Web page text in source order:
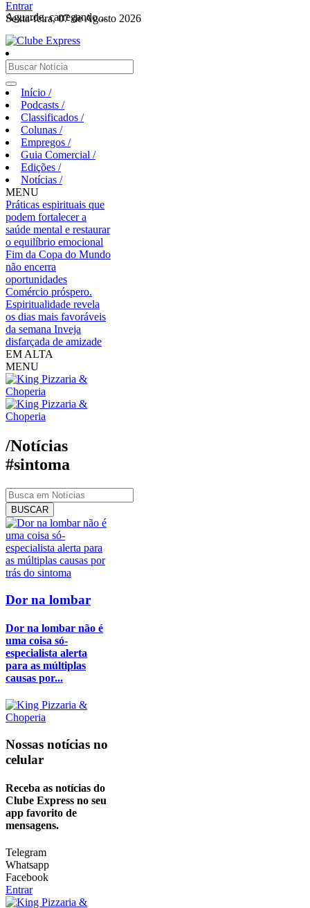
Aguarde, carregando...
Entrar
Sexta-feira, 07 de Agosto 2026
Início /
Podcasts /
Classificados /
Colunas /
Empregos /
Guia Comercial /
Edições /
Notícias /
MENU
Práticas espirituais que
podem fortalecer a
saúde mental e restaurar
o equilíbrio emocional
Fim da Copa do Mundo
não encerra
oportunidades
Comércio próspero.
Espiritualidade revela
os dias mais favoráveis
da semana Inveja
disfarçada de amizade
EM ALTA
MENU
/Notícias
#sintoma
BUSCAR
Dor na lombar
Dor na lombar não é
uma coisa só-
especialista alerta
para as múltiplas
causas por...
Nossas notícias no
celular
Receba as notícias do
Clube Express no seu
app favorito de
mensagens.
Telegram
Whatsapp
Facebook
Entrar